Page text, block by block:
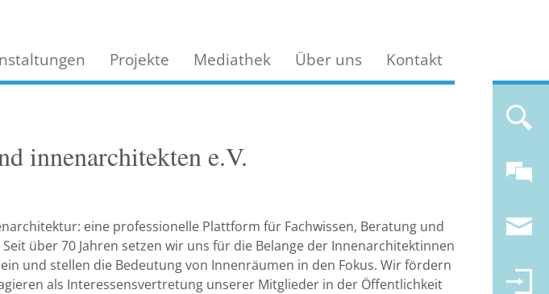
Projekte Mediathek Über uns Kontakt
innenarchitekten e.V.
eine professionelle Plattform für Fachwissen, Beratung und
über 70 Jahren setzen wir uns für die Belange der Innenarchitektinnen
und stellen die Bedeutung von Innenräumen in den Fokus. Wir fördern
als Interessensvertretung unserer Mitglieder in der Öffentlichkeit